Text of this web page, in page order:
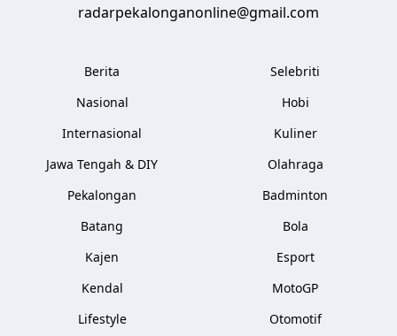
radarpekalonganonline@gmail.com
Berita
Nasional
Internasional
Jawa Tengah & DIY
Pekalongan
Batang
Kajen
Kendal
Lifestyle
Selebriti
Hobi
Kuliner
Olahraga
Badminton
Bola
Esport
MotoGP
Otomotif